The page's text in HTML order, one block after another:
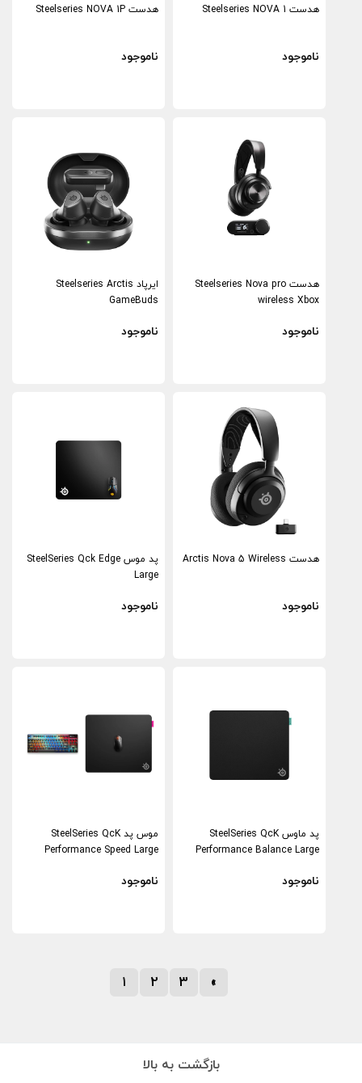
هدست Steelseries NOVA 1
ناموجود
هدست Steelseries NOVA 1P
ناموجود
هدست Steelseries Nova pro
wireless Xbox
ناموجود
ایرپاد Steelseries Arctis
GameBuds
ناموجود
هدست Arctis Nova 5 Wireless
ناموجود
پد موس SteelSeries Qck Edge
Large
ناموجود
پد ماوس SteelSeries QcK
Performance Balance Large
ناموجود
موس پد SteelSeries QcK
Performance Speed Large
ناموجود
1 2 3 »
بازگشت به بالا